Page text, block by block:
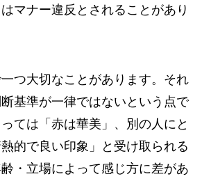
マナー違反とされることがあり
つ大切なことがあります。それ
基準が一律ではないという点で
ては「赤は華美」、別の人にと
的で良い印象」と受け取られる
・立場によって感じ方に差があ